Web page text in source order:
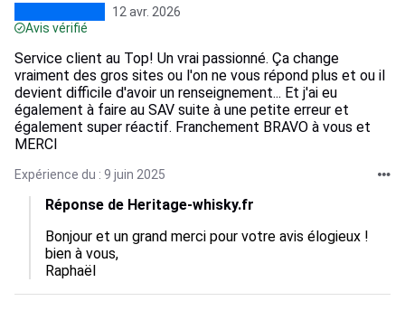
12 avr. 2026
Avis vérifié
Service client au Top! Un vrai passionné. Ça change
vraiment des gros sites ou l'on ne vous répond plus et ou il
devient difficile d'avoir un renseignement... Et j'ai eu
également à faire au SAV suite à une petite erreur et
également super réactif. Franchement BRAVO à vous et
MERCI
Expérience du : 9 juin 2025
Réponse de Heritage-whisky.fr
Bonjour et un grand merci pour votre avis élogieux !
bien à vous,
Raphaël